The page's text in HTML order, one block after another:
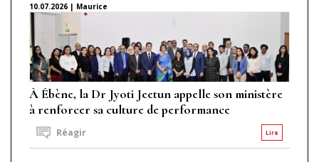
10.07.2026 | Maurice
À Ébène, la Dr Jyoti Jeetun appelle son ministère
à renforcer sa culture de performance
Lire
Réagir